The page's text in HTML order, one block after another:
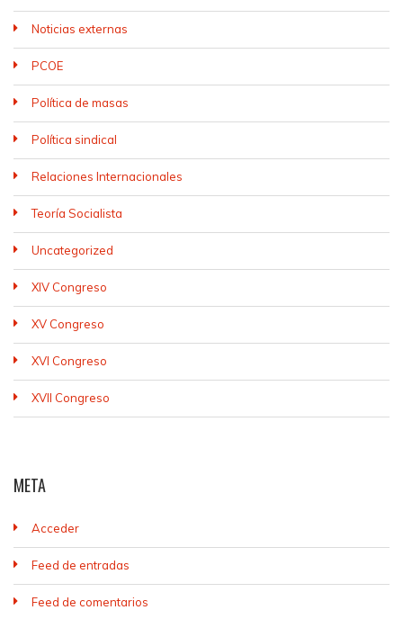
Noticias externas
PCOE
Política de masas
Política sindical
Relaciones Internacionales
Teoría Socialista
Uncategorized
XIV Congreso
XV Congreso
XVI Congreso
XVII Congreso
META
Acceder
Feed de entradas
Feed de comentarios